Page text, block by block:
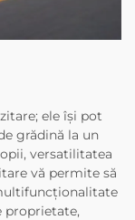
ele își pot
grădină la un
versatilitatea
vă permite să
proprietate,